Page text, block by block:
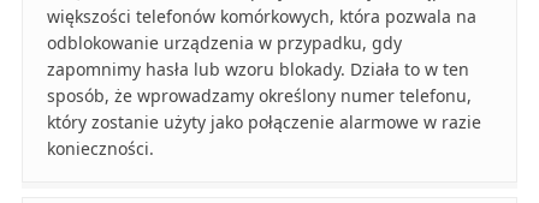
większości telefonów komórkowych, która pozwala na
odblokowanie urządzenia w przypadku, gdy
zapomnimy hasła lub wzoru blokady. Działa to w ten
sposób, że wprowadzamy określony numer telefonu,
który zostanie użyty jako połączenie alarmowe w razie
konieczności.